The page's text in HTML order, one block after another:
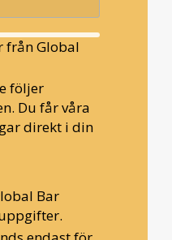
från Global
följer
Du får våra
direkt i din
Bar